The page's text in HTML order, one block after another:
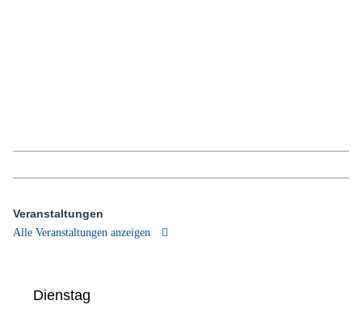
Veranstaltungen
Alle Veranstaltungen anzeigen
Dienstag